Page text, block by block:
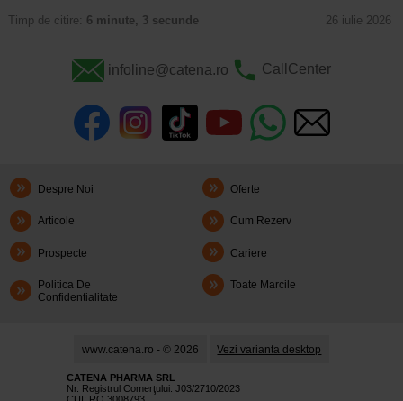
Timp de citire: 6 minute, 3 secunde 26 iulie 2026
infoline@catena.ro CallCenter
Despre Noi Oferte
Articole Cum Rezerv
Prospecte Cariere
Politica De
Confidentialitate
Toate Marcile
www.catena.ro - © 2026 Vezi varianta desktop
CATENA PHARMA SRL
Nr. Registrul Comerţului: J03/2710/2023